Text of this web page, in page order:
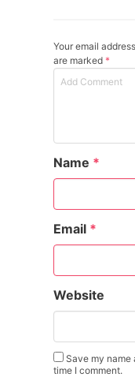
Your email
are marked *
Name *
Email *
Website
Save my name
time I comment.